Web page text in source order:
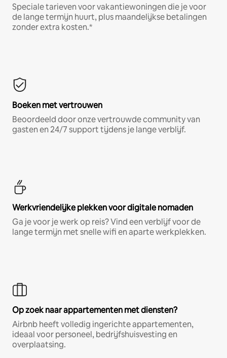
Speciale tarieven voor vakantiewoningen die je voor
de lange termijn huurt, plus maandelijkse betalingen
zonder extra kosten.*
Boeken met vertrouwen
Beoordeeld door onze vertrouwde community van
gasten en 24/7 support tijdens je lange verblijf.
Werkvriendelijke plekken voor digitale nomaden
Ga je voor je werk op reis? Vind een verblijf voor de
lange termijn met snelle wifi en aparte werkplekken.
Op zoek naar appartementen met diensten?
Airbnb heeft volledig ingerichte appartementen,
ideaal voor personeel, bedrijfshuisvesting en
overplaatsing.